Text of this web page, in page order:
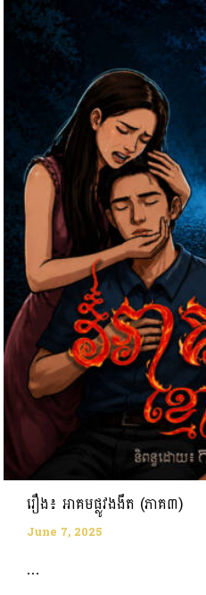
រឿង៖ អាគមផ្លូវងងឹត (ភាគ៣)
June 7, 2025
...